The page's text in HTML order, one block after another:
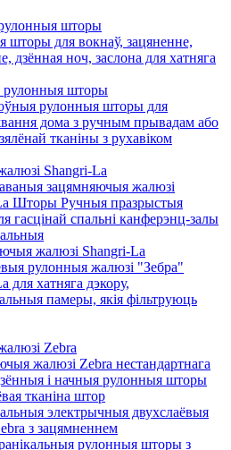
шторы
шторы для вокнаў, зацяненне,
дзённая ноч, заслона для хатняга
рулонныя шторы
рулонныя шторы для
дома з ручным прывадам або
тканіны з рухавіком
Shangri-La
зацямняючыя жалюзі
Шторы Ручныя празрыстыя
гасцінай спальні канферэнц-залы
жалюзі Shangri-La
рулонныя жалюзі "Зебра"
для хатняга дэкору,
памеры, якія фільтруюць
Zebra
жалюзі Zebra нестандартнага
і начныя рулонныя шторы
тканіна штор
электрычныя двухслаёвыя
з зацямненнем
рулонныя шторы з